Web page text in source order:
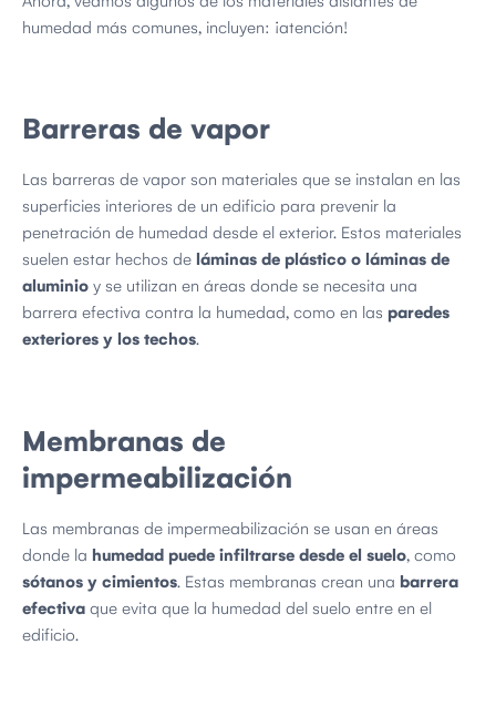
humedad más comunes, incluyen: ¡atención!
Barreras de vapor
Las barreras de vapor son materiales que se instalan en las
superficies interiores de un edificio para prevenir la
penetración de humedad desde el exterior. Estos materiales
suelen estar hechos de láminas de plástico o láminas de
aluminio y se utilizan en áreas donde se necesita una
barrera efectiva contra la humedad, como en las paredes
exteriores y los techos.
Membranas de
impermeabilización
Las membranas de impermeabilización se usan en áreas
donde la humedad puede infiltrarse desde el suelo, como
sótanos y cimientos. Estas membranas crean una barrera
efectiva que evita que la humedad del suelo entre en el
edificio.